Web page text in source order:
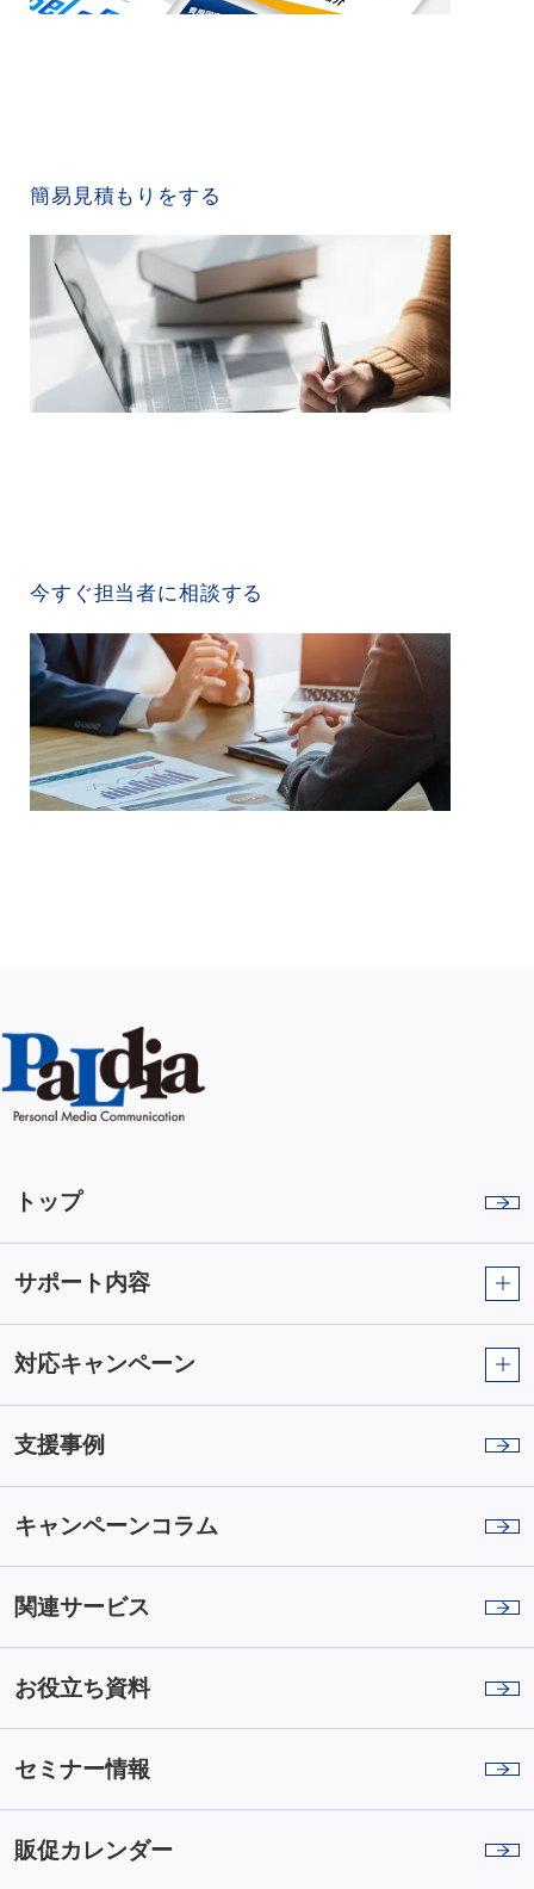
簡易見積もりをする
今すぐ担当者に相談する
トップ
サポート内容
対応キャンペーン
支援事例
キャンペーンコラム
関連サービス
お役立ち資料
セミナー情報
販促カレンダー